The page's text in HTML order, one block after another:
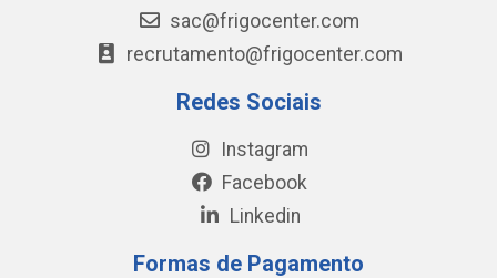
sac@frigocenter.com
recrutamento@frigocenter.com
Redes Sociais
Instagram
Facebook
Linkedin
Formas de Pagamento